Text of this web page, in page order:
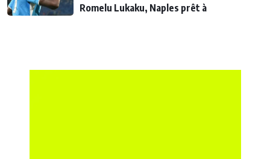
Romelu Lukaku, Naples prêt à